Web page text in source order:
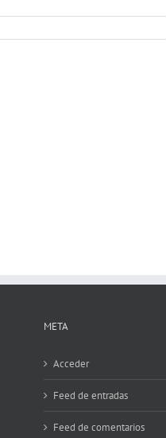
META
Acceder
Feed de entradas
Feed de comentarios